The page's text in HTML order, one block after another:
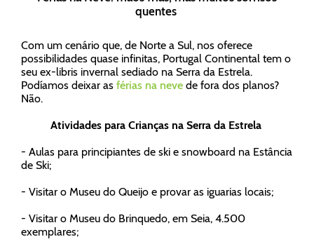
quentes
Com um cenário que, de Norte a Sul, nos oferece
possibilidades quase infinitas, Portugal Continental tem o
seu ex-libris invernal sediado na Serra da Estrela.
Podíamos deixar as férias na neve de fora dos planos?
Não.
Atividades para Crianças na Serra da Estrela
- Aulas para principiantes de ski e snowboard na Estância
de Ski;
- Visitar o Museu do Queijo e provar as iguarias locais;
- Visitar o Museu do Brinquedo, em Seia, 4.500
exemplares;